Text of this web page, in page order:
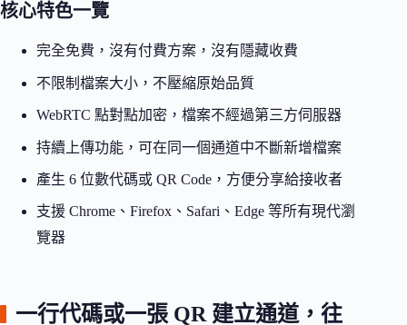
核心特色一覽
完全免費，沒有付費方案，沒有隱藏收費
不限制檔案大小，不壓縮原始品質
WebRTC 點對點加密，檔案不經過第三方伺服器
持續上傳功能，可在同一個通道中不斷新增檔案
產生 6 位數代碼或 QR Code，方便分享給接收者
支援 Chrome、Firefox、Safari、Edge 等所有現代瀏
覽器
一行代碼或一張 QR 建立通道，往